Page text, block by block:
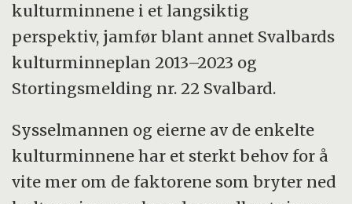
kulturminnene i et langsiktig
perspektiv, jamfør blant annet Svalbards
kulturminneplan 2013–2023 og
Stortingsmelding nr. 22 Svalbard.
Sysselmannen og eierne av de enkelte
kulturminnene har et sterkt behov for å
vite mer om de faktorene som bryter ned